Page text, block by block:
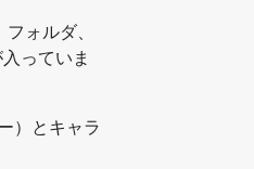
ォルダ、
っていま
）とキャラ